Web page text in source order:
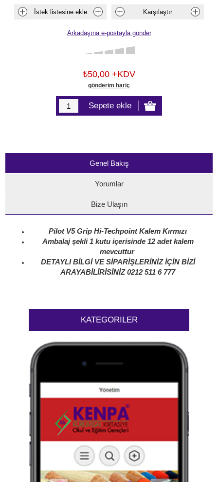
₺50,00 +KDV
gönderim hariç
Genel Bakış
Yorumlar
Bize Ulaşın
Pilot V5 Grip Hi-Techpoint Kalem Kırmızı
Ambalaj şekli 1 kutu içerisinde 12 adet kalem
mevcuttur
DETAYLI BİLGİ VE SİPARİŞLERİNİZ İÇİN BİZİ
ARAYABİLİRİSİNİZ 0212 511 6 777
KATEGORILER